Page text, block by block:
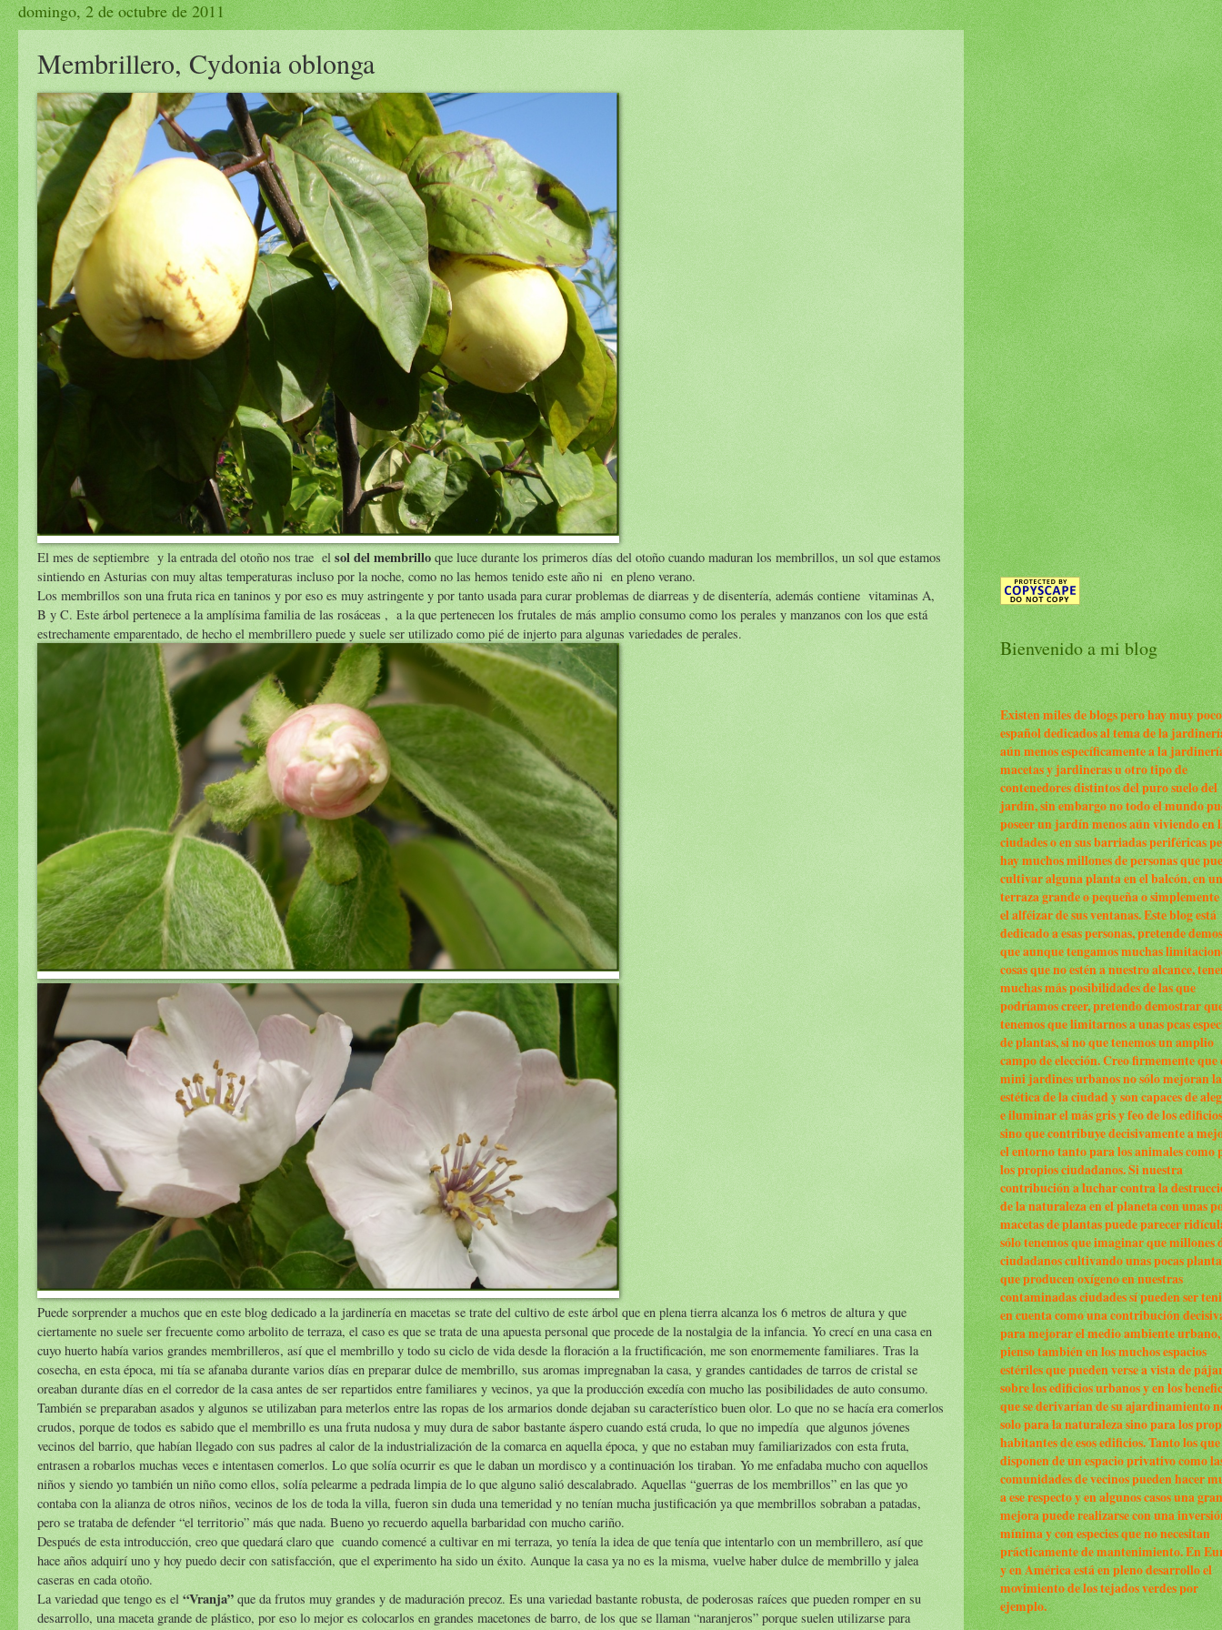
domingo, 2 de octubre de 2011
Membrillero, Cydonia oblonga
El mes de septiembre y la entrada del otoño nos trae el sol del membrillo que luce durante los primeros días del otoño cuando maduran los membrillos, un sol que estamos
sintiendo en Asturias con muy altas temperaturas incluso por la noche, como no las hemos tenido este año ni en pleno verano.
Los membrillos son una fruta rica en taninos y por eso es muy astringente y por tanto usada para curar problemas de diarreas y de disentería, además contiene vitaminas A,
B y C. Este árbol pertenece a la amplísima familia de las rosáceas , a la que pertenecen los frutales de más amplio consumo como los perales y manzanos con los que está
estrechamente emparentado, de hecho el membrillero puede y suele ser utilizado como pié de injerto para algunas variedades de perales.
Puede sorprender a muchos que en este blog dedicado a la jardinería en macetas se trate del cultivo de este árbol que en plena tierra alcanza los 6 metros de altura y que
ciertamente no suele ser frecuente como arbolito de terraza, el caso es que se trata de una apuesta personal que procede de la nostalgia de la infancia. Yo crecí en una casa en
cuyo huerto había varios grandes membrilleros, así que el membrillo y todo su ciclo de vida desde la floración a la fructificación, me son enormemente familiares. Tras la
cosecha, en esta época, mi tía se afanaba durante varios días en preparar dulce de membrillo, sus aromas impregnaban la casa, y grandes cantidades de tarros de cristal se
oreaban durante días en el corredor de la casa antes de ser repartidos entre familiares y vecinos, ya que la producción excedía con mucho las posibilidades de auto consumo.
También se preparaban asados y algunos se utilizaban para meterlos entre las ropas de los armarios donde dejaban su característico buen olor. Lo que no se hacía era comerlos
crudos, porque de todos es sabido que el membrillo es una fruta nudosa y muy dura de sabor bastante áspero cuando está cruda, lo que no impedía que algunos jóvenes
vecinos del barrio, que habían llegado con sus padres al calor de la industrialización de la comarca en aquella época, y que no estaban muy familiarizados con esta fruta,
entrasen a robarlos muchas veces e intentasen comerlos. Lo que solía ocurrir es que le daban un mordisco y a continuación los tiraban. Yo me enfadaba mucho con aquellos
niños y siendo yo también un niño como ellos, solía pelearme a pedrada limpia de lo que alguno salió descalabrado. Aquellas “guerras de los membrillos” en las que yo
contaba con la alianza de otros niños, vecinos de los de toda la villa, fueron sin duda una temeridad y no tenían mucha justificación ya que membrillos sobraban a patadas,
pero se trataba de defender “el territorio” más que nada. Bueno yo recuerdo aquella barbaridad con mucho cariño.
Después de esta introducción, creo que quedará claro que cuando comencé a cultivar en mi terraza, yo tenía la idea de que tenía que intentarlo con un membrillero, así que
hace años adquirí uno y hoy puedo decir con satisfacción, que el experimento ha sido un éxito. Aunque la casa ya no es la misma, vuelve haber dulce de membrillo y jalea
caseras en cada otoño.
La variedad que tengo es el “Vranja” que da frutos muy grandes y de maduración precoz. Es una variedad bastante robusta, de poderosas raíces que pueden romper en su
desarrollo, una maceta grande de plástico, por eso lo mejor es colocarlos en grandes macetones de barro, de los que se llaman “naranjeros” porque suelen utilizarse para
Bienvenido a mi blog
Existen miles de blogs pero hay muy
español dedicados al tema de la
aún menos específicamente a la
macetas y jardineras u otro tipo de
contenedores distintos del puro suelo del
jardín, sin embargo no todo el mundo
poseer un jardín menos aún viviendo en
ciudades o en sus barriadas periféricas
hay muchos millones de personas que
cultivar alguna planta en el balcón, en
terraza grande o pequeña o simplemente
el alféizar de sus ventanas. Este blog está
dedicado a esas personas, pretende
que aunque tengamos muchas
cosas que no estén a nuestro alcance,
muchas más posibilidades de las que
podríamos creer, pretendo demostrar
tenemos que limitarnos a unas pcas
de plantas, si no que tenemos un amplio
campo de elección. Creo firmemente que
mini jardines urbanos no sólo mejoran la
estética de la ciudad y son capaces de
e iluminar el más gris y feo de los edificios
sino que contribuye decisivamente a
el entorno tanto para los animales como
los propios ciudadanos. Si nuestra
contribución a luchar contra la
de la naturaleza en el planeta con unas
macetas de plantas puede parecer
sólo tenemos que imaginar que millones
ciudadanos cultivando unas pocas
que producen oxígeno en nuestras
contaminadas ciudades sí pueden ser
en cuenta como una contribución
para mejorar el medio ambiente urbano,
pienso también en los muchos espacios
estériles que pueden verse a vista de
sobre los edificios urbanos y en los
que se derivarían de su ajardinamiento
solo para la naturaleza sino para los
habitantes de esos edificios. Tanto los que
disponen de un espacio privativo como
comunidades de vecinos pueden hacer
a ese respecto y en algunos casos una gran
mejora puede realizarse con una
mínima y con especies que no necesitan
prácticamente de mantenimiento. En
y en América está en pleno desarrollo el
movimiento de los tejados verdes por
ejemplo.